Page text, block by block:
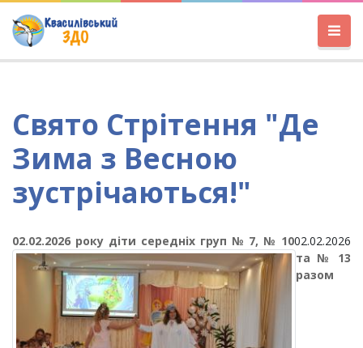
Свято Стрітення "Де
Зима з Весною
зустрічаються!"
02.02.2026
02.02.2026 року діти середніх груп № 7, № 10
та № 13
разом